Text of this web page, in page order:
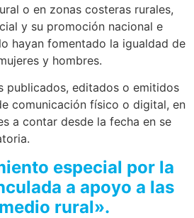
o en zonas costeras rurales,
y su promoción nacional e
hayan fomentado la igualdad de
y hombres.
publicados, editados o emitidos
comunicación físico o digital, en
a contar desde la fecha en se
especial por la
a apoyo a las
rural».